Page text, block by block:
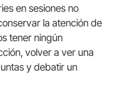
en sesiones no
la atención de
tener ningún
volver a ver una
y debatir un